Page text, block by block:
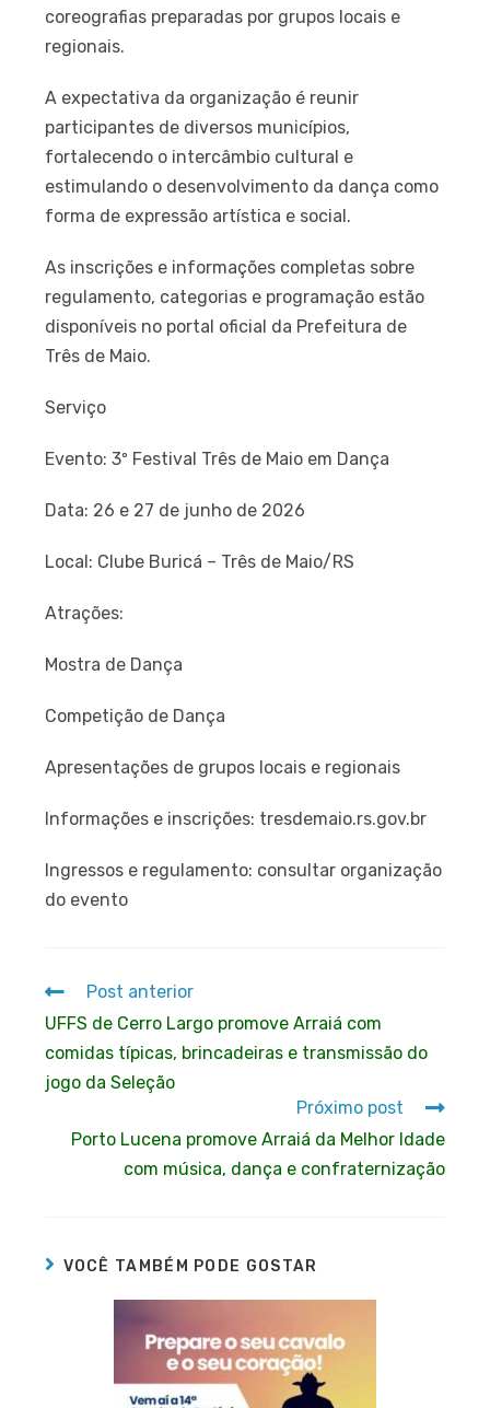
coreografias preparadas por grupos locais e
regionais.
A expectativa da organização é reunir
participantes de diversos municípios,
fortalecendo o intercâmbio cultural e
estimulando o desenvolvimento da dança como
forma de expressão artística e social.
As inscrições e informações completas sobre
regulamento, categorias e programação estão
disponíveis no portal oficial da Prefeitura de
Três de Maio.
Serviço
Evento: 3º Festival Três de Maio em Dança
Data: 26 e 27 de junho de 2026
Local: Clube Buricá – Três de Maio/RS
Atrações:
Mostra de Dança
Competição de Dança
Apresentações de grupos locais e regionais
Informações e inscrições: tresdemaio.rs.gov.br
Ingressos e regulamento: consultar organização
do evento
Post anterior
UFFS de Cerro Largo promove Arraiá com
comidas típicas, brincadeiras e transmissão do
jogo da Seleção
Próximo post
Porto Lucena promove Arraiá da Melhor Idade
com música, dança e confraternização
VOCÊ TAMBÉM PODE GOSTAR